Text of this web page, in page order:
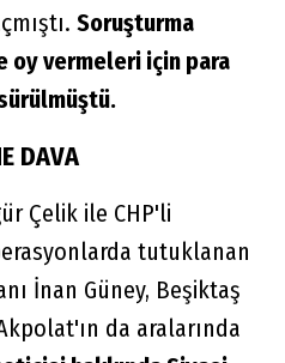
Soruşturma
oy vermeleri için para
DAVA
Çelik ile CHP'li
tutuklanan
İnan Güney, Beşiktaş
da aralarında